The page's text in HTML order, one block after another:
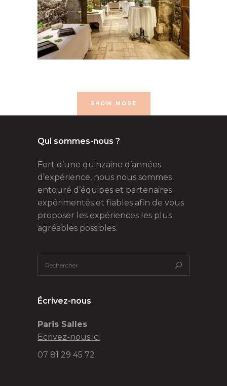
SHOW MORE
Qui sommes-nous ?
Fort d’une quinzaine d’années
d’expérience, nous nous sommes
entouré d’équipes et partenaires
expérimentés et fiables afin de vous
proposer les expériences les plus
agréables possibles.
Écrivez-nous
Paris Salles
Ecrivez-nous ici
07 81 29 45 72